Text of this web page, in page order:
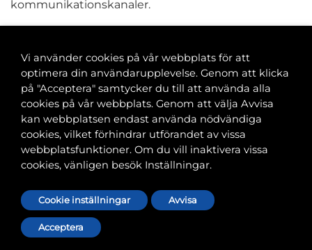
kommunikationskanaler.
hela stipendiesumman.
Banvaktsgatan 2A, 00520 Helsingfors
040 585 2586
kansli@tfif.fi
Vi använder cookies på vår webbplats för att
optimera din användarupplevelse. Genom att klicka
på "Acceptera" samtycker du till att använda alla
cookies på vår webbplats. Genom att välja Avvisa
kan webbplatsen endast använda nödvändiga
cookies, vilket förhindrar utförandet av vissa
webbplatsfunktioner. Om du vill inaktivera vissa
cookies, vänligen besök Inställningar.
Cookie inställningar Avvisa
Acceptera